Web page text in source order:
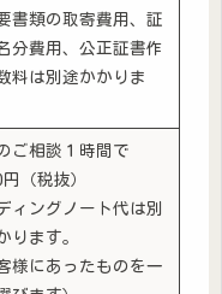
書類の取寄費用、証
分費用、公正証書作
料は別途かかりま
ご相談１時間で
（税抜）
ィングノート代は別
ります。
様にあったものを一